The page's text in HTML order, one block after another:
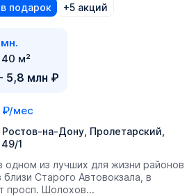
подарок +5 акций
м²
5,8 млн ₽
₽/мес
Ростов-на-Дону, Пролетарский,
1
из лучших для жизни районов
Старого Автовокзала, в
просп. Шолохов...